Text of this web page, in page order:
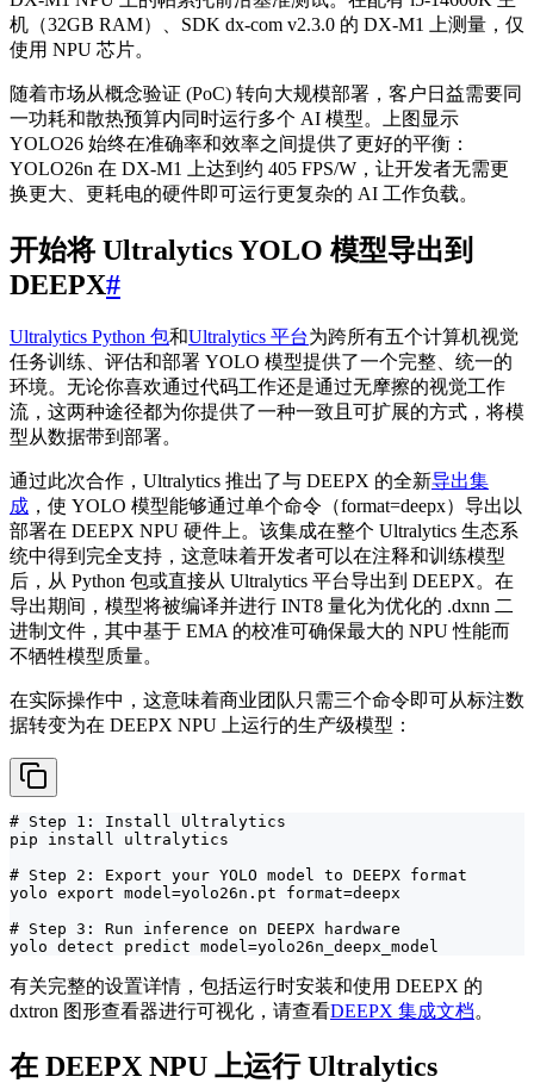
机（32GB RAM）、SDK dx-com v2.3.0 的 DX-M1 上测量，仅
使用 NPU 芯片。
随着市场从概念验证 (PoC) 转向大规模部署，客户日益需要同
一功耗和散热预算内同时运行多个 AI 模型。上图显示
YOLO26 始终在准确率和效率之间提供了更好的平衡：
YOLO26n 在 DX-M1 上达到约 405 FPS/W，让开发者无需更
换更大、更耗电的硬件即可运行更复杂的 AI 工作负载。
开始将 Ultralytics YOLO 模型导出到
DEEPX#
Ultralytics Python 包和Ultralytics 平台为跨所有五个计算机视觉
任务训练、评估和部署 YOLO 模型提供了一个完整、统一的
环境。无论你喜欢通过代码工作还是通过无摩擦的视觉工作
流，这两种途径都为你提供了一种一致且可扩展的方式，将模
型从数据带到部署。
通过此次合作，Ultralytics 推出了与 DEEPX 的全新导出集
成 ，使 YOLO 模型能够通过单个命令（format=deepx）导出以
部署在 DEEPX NPU 硬件上。该集成在整个 Ultralytics 生态系
统中得到完全支持，这意味着开发者可以在注释和训练模型
后，从 Python 包或直接从 Ultralytics 平台导出到 DEEPX。在
导出期间，模型将被编译并进行 INT8 量化为优化的 .dxnn 二
进制文件，其中基于 EMA 的校准可确保最大的 NPU 性能而
不牺牲模型质量。
在实际操作中，这意味着商业团队只需三个命令即可从标注数
据转变为在 DEEPX NPU 上运行的生产级模型：
# Step 1: Install Ultralytics
pip install ultralytics
# Step 2: Export your YOLO model to DEEPX format
yolo export model=yolo26n.pt format=deepx
# Step 3: Run inference on DEEPX hardware
yolo detect predict model=yolo26n_deepx_model
有关完整的设置详情，包括运行时安装和使用 DEEPX 的
dxtron 图形查看器进行可视化，请查看DEEPX 集成文档。
在 DEEPX NPU 上运行 Ultralytics